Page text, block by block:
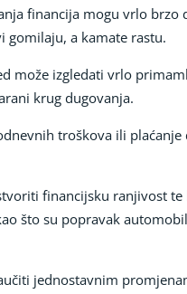
financija mogu vrlo brzo
gomilaju, a kamate rastu.
može izgledati vrlo
krug dugovanja.
troškova ili
financijsku ranjivost
što su popravak
jednostavnim